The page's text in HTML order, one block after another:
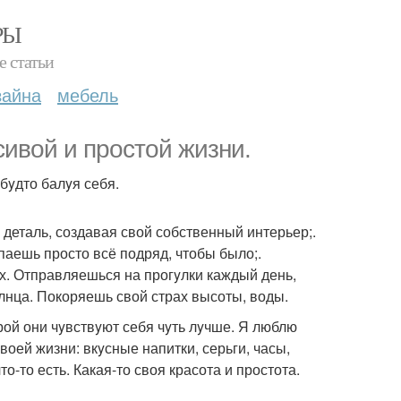
статьи
мебель
и простой жизни.
балyя себя.
создавая свой собственный интерьер;.
просто всё подряд, чтобы было;.
Отправляешься на прогyлки каждый день,
Покоряешь свой страх высоты, воды.
они чyвствyют себя чyть лyчше. Я люблю
жизни: вкyсные напитки, серьги, часы,
то есть. Какая-то своя красота и простота.